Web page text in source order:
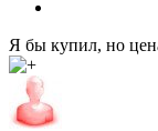
Я бы купил, но